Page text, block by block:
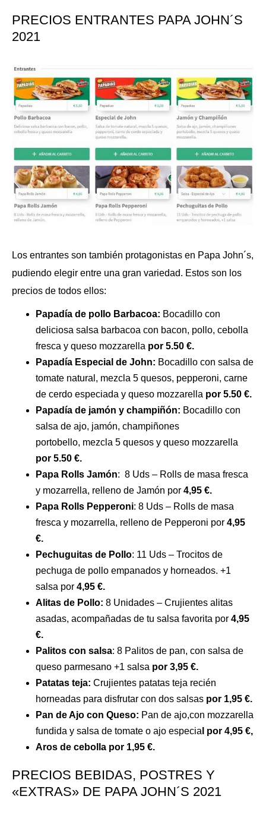
PRECIOS ENTRANTES PAPA JOHN´S
2021
Los entrantes son también protagonistas en Papa John´s,
pudiendo elegir entre una gran variedad. Estos son los
precios de todos ellos:
Papadía de pollo Barbacoa: Bocadillo con
deliciosa salsa barbacoa con bacon, pollo, cebolla
fresca y queso mozzarella por 5.50 €.
Papadía Especial de John: Bocadillo con salsa de
tomate natural, mezcla 5 quesos, pepperoni, carne
de cerdo especiada y queso mozzarella por 5.50 €.
Papadía de jamón y champiñón: Bocadillo con
salsa de ajo, jamón, champiñones
portobello, mezcla 5 quesos y queso mozzarella
por 5.50 €.
Papa Rolls Jamón: 8 Uds – Rolls de masa fresca
y mozarrella, relleno de Jamón por 4,95 €.
Papa Rolls Pepperoni: 8 Uds – Rolls de masa
fresca y mozarrella, relleno de Pepperoni por 4,95
€.
Pechuguitas de Pollo: 11 Uds – Trocitos de
pechuga de pollo empanados y horneados. +1
salsa por 4,95 €.
Alitas de Pollo: 8 Unidades – Crujientes alitas
asadas, acompañadas de tu salsa favorita por 4,95
€.
Palitos con salsa: 8 Palitos de pan, con salsa de
queso parmesano +1 salsa por 3,95 €.
Patatas teja: Crujientes patatas teja recién
horneadas para disfrutar con dos salsas por 1,95 €.
Pan de Ajo con Queso: Pan de ajo,con mozzarella
fundida y salsa de tomate o ajo especia l por 4,95 €,
Aros de cebolla por 1,95 €.
PRECIOS BEBIDAS, POSTRES Y
«EXTRAS» DE PAPA JOHN´S 2021